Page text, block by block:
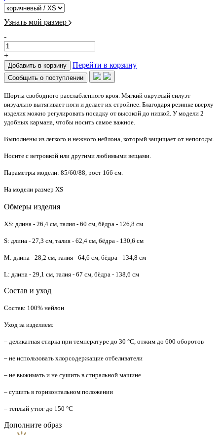
Узнать мой размер
-
+
Добавить в корзину Перейти в корзину
Сообщить о поступлении
Шорты свободного расслабленного кроя. Мягкий округлый силуэт
визуально вытягивает ноги и делает их стройнее. Благодаря резинке вверху
изделия можно регулировать посадку от высокой до низкой. У модели 2
удобных кармана, чтобы носить самое важное.
Выполнены из легкого и нежного нейлона, который защищает от непогоды.
Носите с ветровкой или другими любимыми вещами.
Параметры модели: 85/60/88, рост 166 см.
На модели размер XS
Обмеры изделия
XS: длина - 26,4 см, талия - 60 см, бёдра - 126,8 см
S: длина - 27,3 см, талия - 62,4 см, бёдра - 130,6 см
M: длина - 28,2 см, талия - 64,6 см, бёдра - 134,8 см
L: длина - 29,1 см, талия - 67 см, бёдра - 138,6 см
Состав и уход
Состав: 100% нейлон
Уход за изделием:
– деликатная стирка при температуре до 30 °C, отжим до 600 оборотов
– не использовать хлорсодержащие отбеливатели
– не выжимать и не сушить в стиральной машине
– сушить в горизонтальном положении
– теплый утюг до 150 °C
Дополните образ